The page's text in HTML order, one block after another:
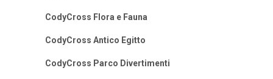
CodyCross Flora e Fauna
CodyCross Antico Egitto
CodyCross Parco Divertimenti